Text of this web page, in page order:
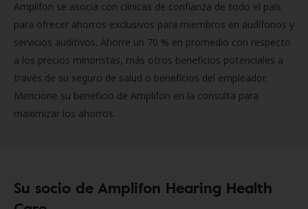
Amplifon se asocia con clínicas de confianza de todo el país
para ofrecer ahorros exclusivos para miembros en audífonos y
servicios auditivos. Ahorre un 70 % en promedio con respecto
a los precios minoristas, más otros beneficios potenciales a
través de su seguro de salud o beneficios del empleador.
Mencione su beneficio de Amplifon en la consulta para
maximizar los ahorros.
Su socio de Amplifon Hearing Health